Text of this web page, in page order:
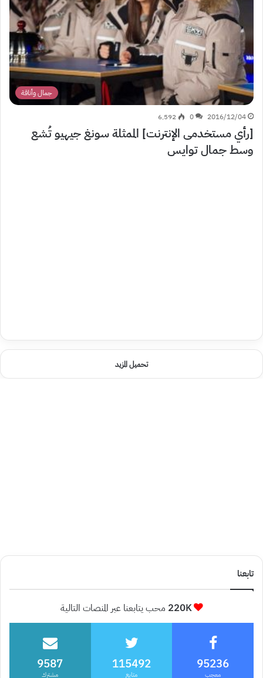
جمال وأناقة
2016/12/04
0 6٬592
[رأي مستخدمى الإنترنت] الممثلة سونغ جيهيو تُشع
وسط جمال توايس
تحميل المزيد
تابعنا
220K محب يتابعنا عبر المنصات التالية
95236
معجب
115492
متابع
9587
مشترك